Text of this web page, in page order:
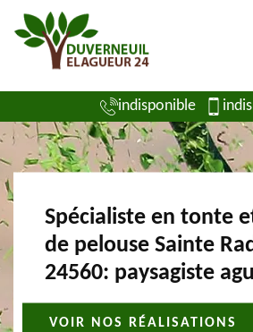
indisponible
Spécialiste en tonte
de pelouse Sainte
24560: paysagiste
VOIR NOS RÉALISATIONS